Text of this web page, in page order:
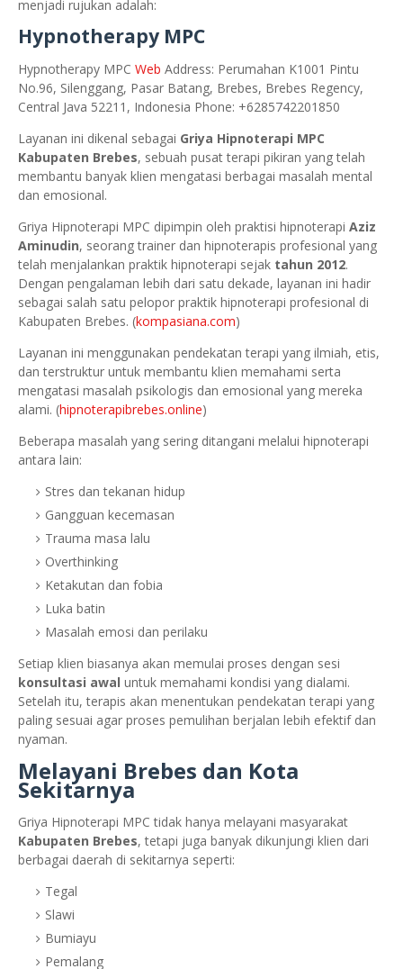
menjadi rujukan adalah:
Hypnotherapy MPC
Hypnotherapy MPC Web Address: Perumahan K1001 Pintu
No.96, Silenggang, Pasar Batang, Brebes, Brebes Regency,
Central Java 52211, Indonesia Phone: +6285742201850
Layanan ini dikenal sebagai Griya Hipnoterapi MPC
Kabupaten Brebes, sebuah pusat terapi pikiran yang telah
membantu banyak klien mengatasi berbagai masalah mental
dan emosional.
Griya Hipnoterapi MPC dipimpin oleh praktisi hipnoterapi Aziz
Aminudin, seorang trainer dan hipnoterapis profesional yang
telah menjalankan praktik hipnoterapi sejak tahun 2012.
Dengan pengalaman lebih dari satu dekade, layanan ini hadir
sebagai salah satu pelopor praktik hipnoterapi profesional di
Kabupaten Brebes. (kompasiana.com)
Layanan ini menggunakan pendekatan terapi yang ilmiah, etis,
dan terstruktur untuk membantu klien memahami serta
mengatasi masalah psikologis dan emosional yang mereka
alami. (hipnoterapibrebes.online)
Beberapa masalah yang sering ditangani melalui hipnoterapi
antara lain:
Stres dan tekanan hidup
Gangguan kecemasan
Trauma masa lalu
Overthinking
Ketakutan dan fobia
Luka batin
Masalah emosi dan perilaku
Setiap klien biasanya akan memulai proses dengan sesi
konsultasi awal untuk memahami kondisi yang dialami.
Setelah itu, terapis akan menentukan pendekatan terapi yang
paling sesuai agar proses pemulihan berjalan lebih efektif dan
nyaman.
Melayani Brebes dan Kota
Sekitarnya
Griya Hipnoterapi MPC tidak hanya melayani masyarakat
Kabupaten Brebes, tetapi juga banyak dikunjungi klien dari
berbagai daerah di sekitarnya seperti:
Tegal
Slawi
Bumiayu
Pemalang